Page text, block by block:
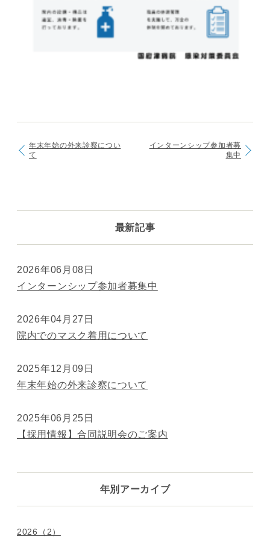
年末年始の外来診察につい
て
インターンシップ参加者募
集中
最新記事
2026年06月08日
インターンシップ参加者募集中
2026年04月27日
院内でのマスク着用について
2025年12月09日
年末年始の外来診察について
2025年06月25日
【採用情報】合同説明会のご案内
年別アーカイブ
2026（2）